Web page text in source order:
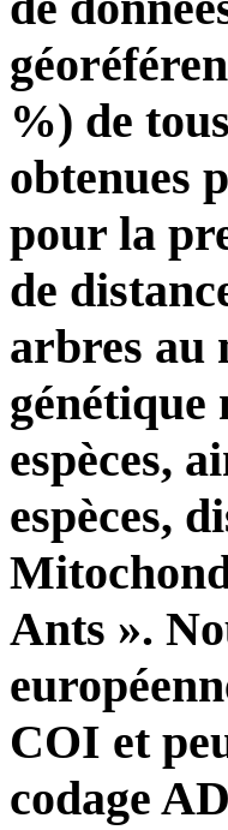
%) de
obtenues
pour la
de
arbres au
génétique
espèces,
espèces,
Ants ».
COI et
codage